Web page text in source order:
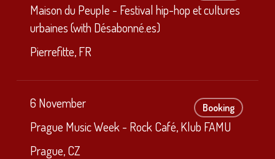
Maison du Peuple - Festival hip-hop et cultures
urbaines (with Désabonné.es)
Pierrefitte, FR
6 November
Prague Music Week - Rock Café, Klub FAMU
Prague, CZ
Booking